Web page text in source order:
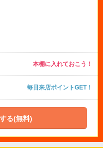
本棚に入れておこう！
毎日来店ポイントGET！
る(無料)